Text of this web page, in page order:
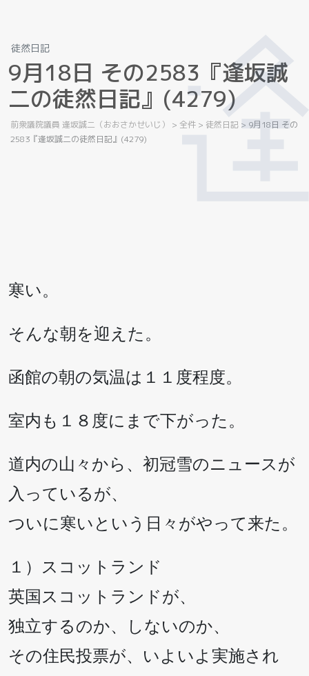
徒然日記
9月18日 その2583 『逢坂誠
二の徒然日記』 (4279)
前衆議院議員 逢坂誠二（おおさかせいじ） > 全件 > 徒然日記 > 9月18日 その
2583『逢坂誠二の徒然日記』(4279)
寒い。
そんな朝を迎えた。
函館の朝の気温は１１度程度。
室内も１８度にまで下がった。
道内の山々から、初冠雪のニュースが
入っているが、
ついに寒いという日々がやって来た。
１）スコットランド
英国スコットランドが、
独立するのか、しないのか、
その住民投票が、いよいよ実施され